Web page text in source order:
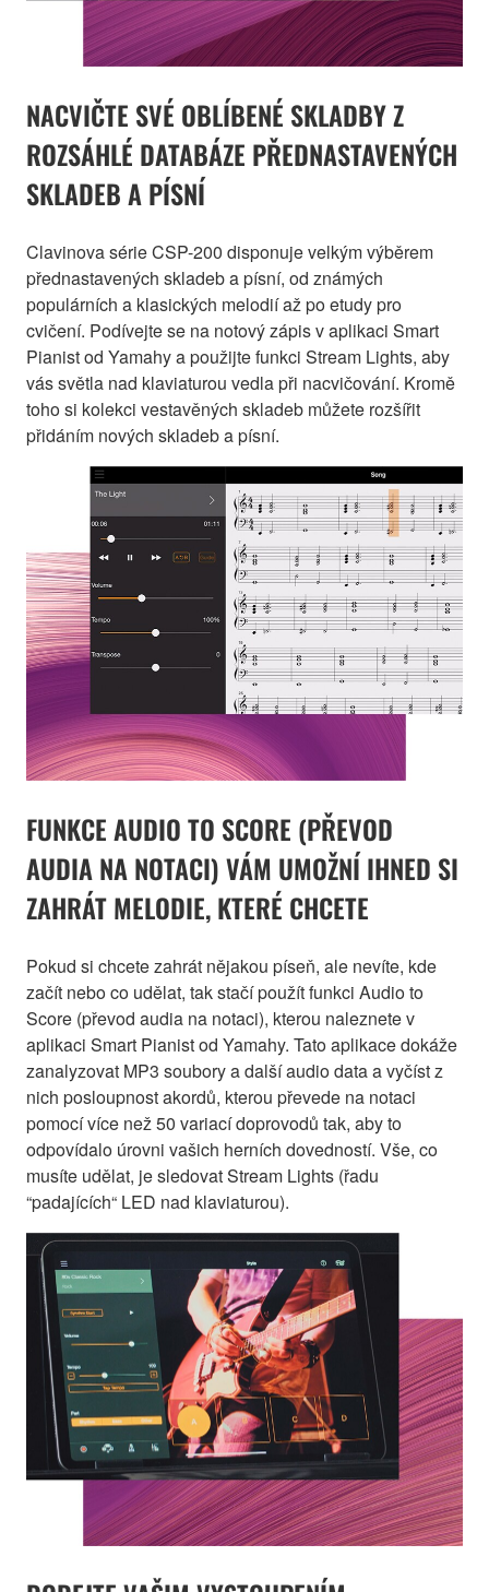
NACVIČTE SVÉ OBLÍBENÉ SKLADBY Z
ROZSÁHLÉ DATABÁZE PŘEDNASTAVENÝCH
SKLADEB A PÍSNÍ
Clavinova série CSP-200 disponuje velkým výběrem
přednastavených skladeb a písní, od známých
populárních a klasických melodií až po etudy pro
cvičení. Podívejte se na notový zápis v aplikaci Smart
Pianist od Yamahy a použijte funkci Stream Lights, aby
vás světla nad klaviaturou vedla při nacvičování. Kromě
toho si kolekci vestavěných skladeb můžete rozšířit
přidáním nových skladeb a písní.
FUNKCE AUDIO TO SCORE (PŘEVOD
AUDIA NA NOTACI) VÁM UMOŽNÍ IHNED SI
ZAHRÁT MELODIE, KTERÉ CHCETE
Pokud si chcete zahrát nějakou píseň, ale nevíte, kde
začít nebo co udělat, tak stačí použít funkci Audio to
Score (převod audia na notaci), kterou naleznete v
aplikaci Smart Pianist od Yamahy. Tato aplikace dokáže
zanalyzovat MP3 soubory a další audio data a vyčíst z
nich posloupnost akordů, kterou převede na notaci
pomocí více než 50 variací doprovodů tak, aby to
odpovídalo úrovni vašich herních dovedností. Vše, co
musíte udělat, je sledovat Stream Lights (řadu
“padajících“ LED nad klaviaturou).